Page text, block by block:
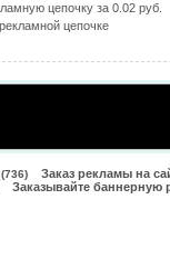
(736) Заказ рекламы на
Заказывайте баннерную